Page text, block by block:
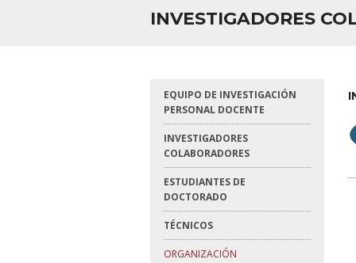
INVESTIGADORES
EQUIPO DE INVESTIGACIÓN
PERSONAL DOCENTE
INVESTIGADORES
COLABORADORES
ESTUDIANTES DE
DOCTORADO
TÉCNICOS
ORGANIZACIÓN